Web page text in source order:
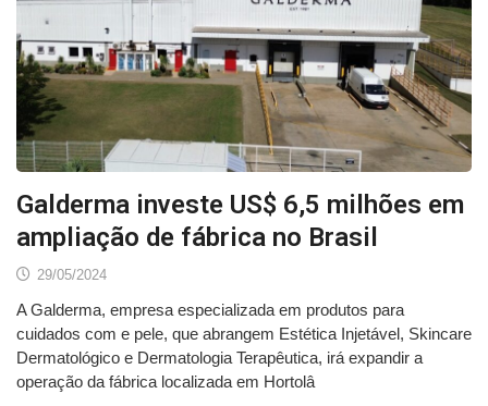
Galderma investe US$ 6,5 milhões em
ampliação de fábrica no Brasil
29/05/2024
A Galderma, empresa especializada em produtos para
cuidados com e pele, que abrangem Estética Injetável, Skincare
Dermatológico e Dermatologia Terapêutica, irá expandir a
operação da fábrica localizada em Hortolâ